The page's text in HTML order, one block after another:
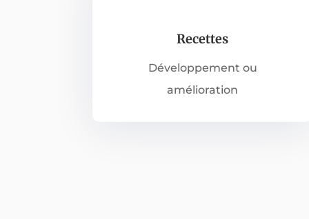
Recettes
Développement ou
amélioration